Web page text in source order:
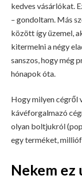
kedves vásárlókat.
– gondoltam. Más
között így üzemel,
kitermelni a négy
sanszos, hogy még
hónapok óta.
Hogy milyen cégről
kávéforgalmazó
olyan boltjukról
egy terméket,
Nekem ez